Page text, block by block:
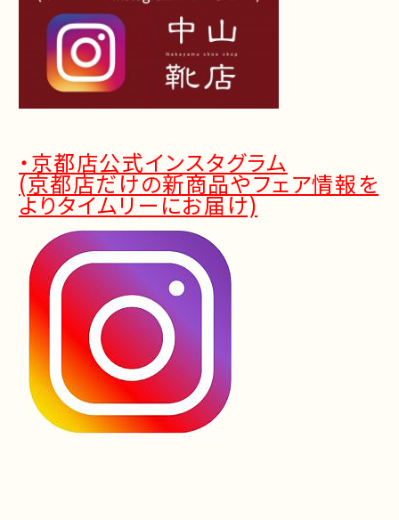
・京都店公式インスタグラム
(京都店だけの新商品やフェア情報を
よりタイムリーにお届け)